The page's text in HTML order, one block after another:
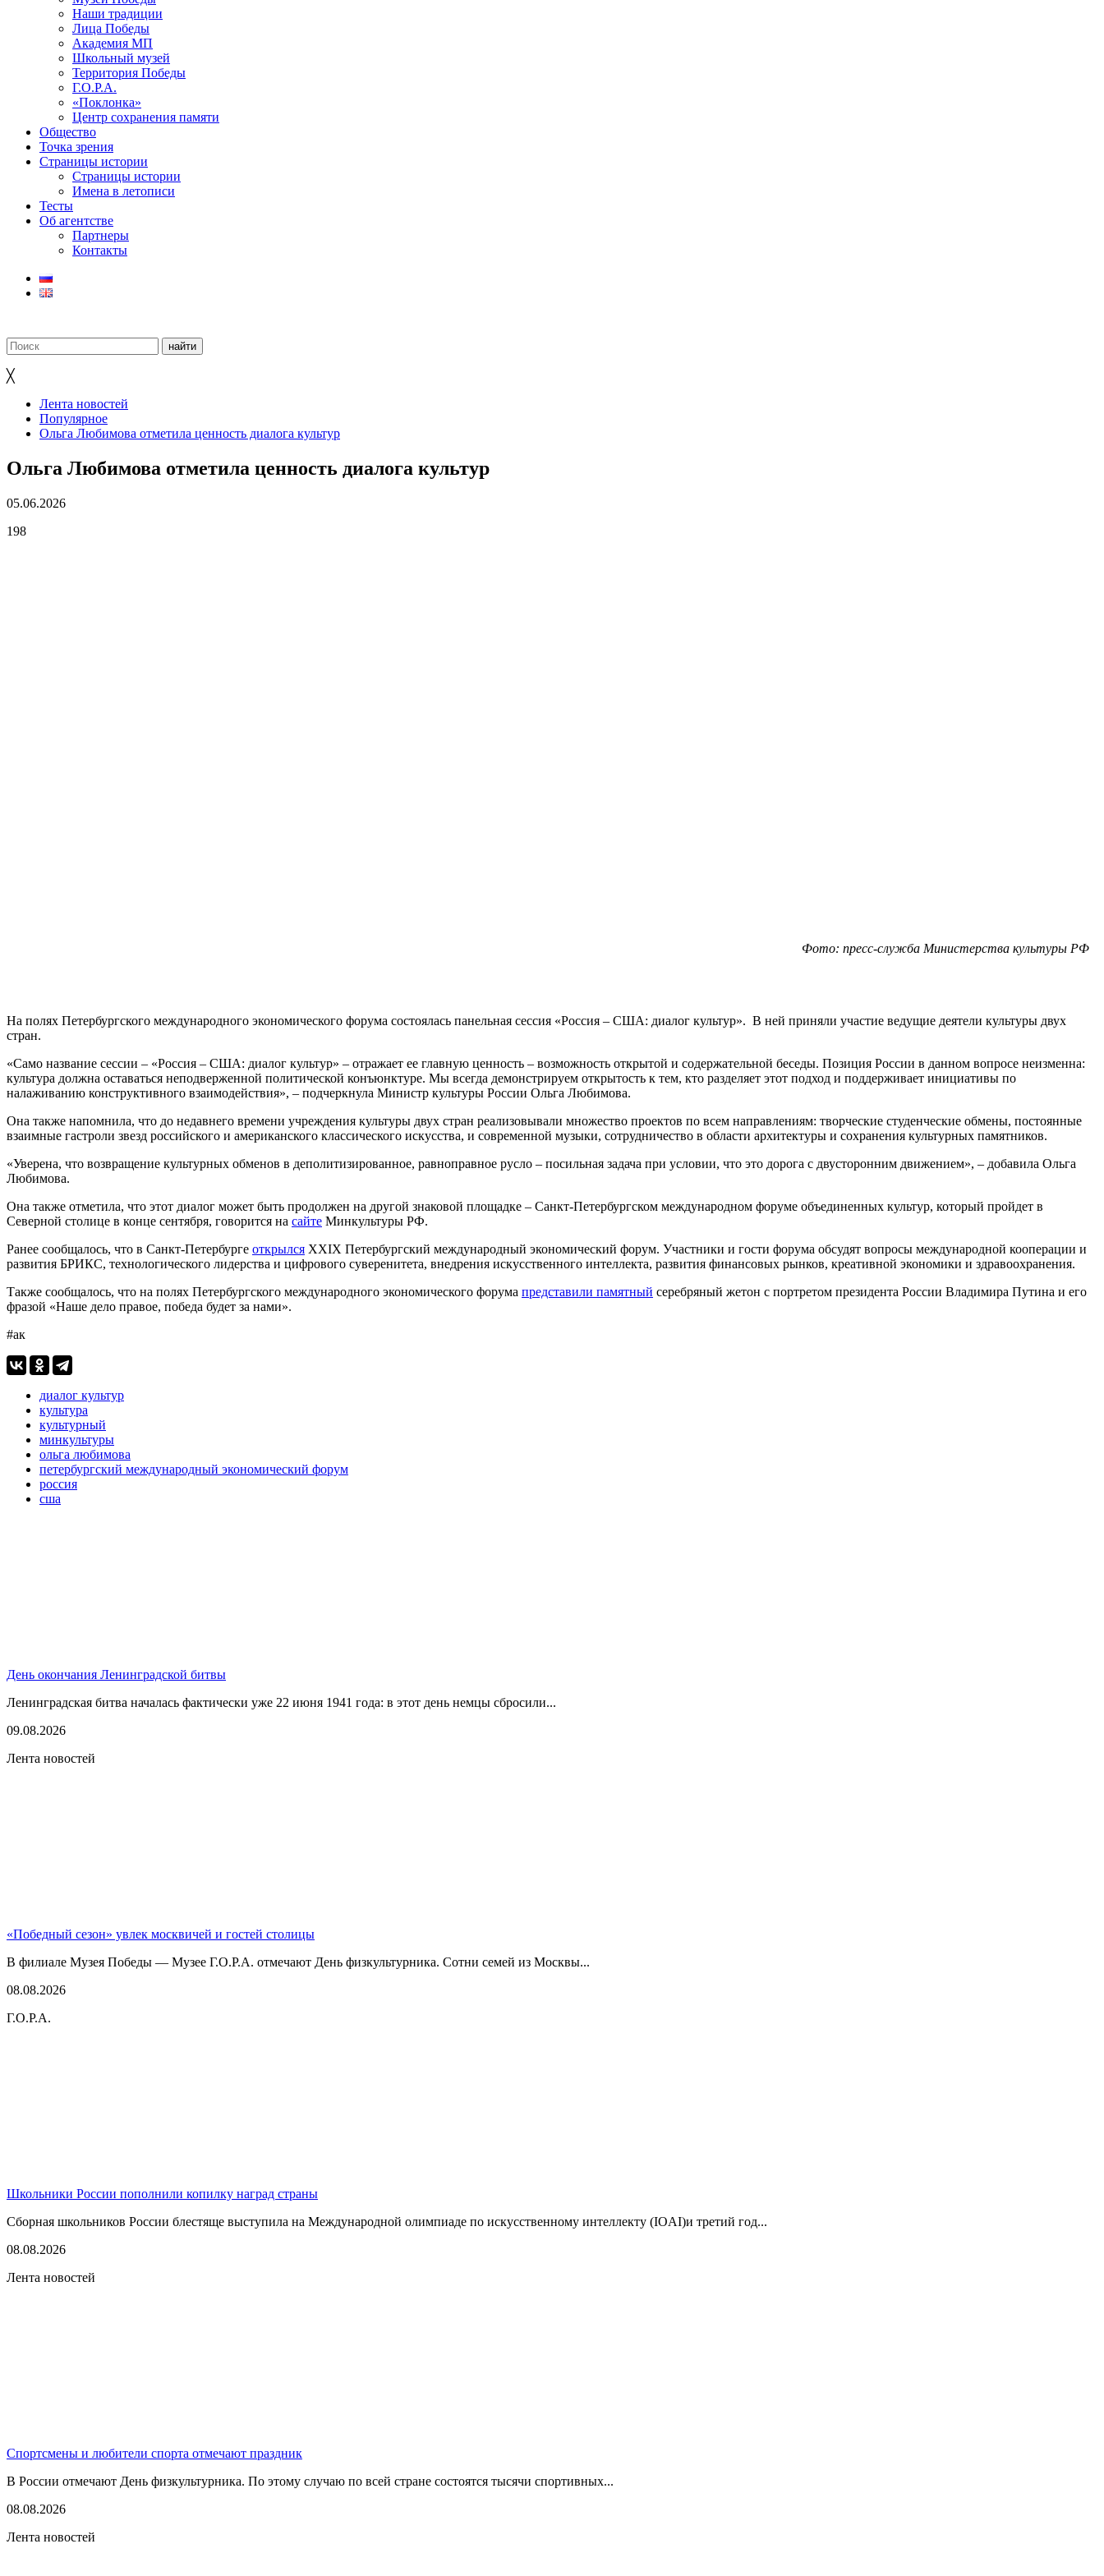
Наши традиции
Лица Победы
Академия МП
Школьный музей
Территория Победы
Г.О.Р.А.
«Поклонка»
Центр сохранения памяти
Общество
Точка зрения
Страницы истории
Страницы истории
Имена в летописи
Тесты
Об агентстве
Партнеры
Контакты
╳
Лента новостей
Популярное
Ольга Любимова отметила ценность диалога культур
Ольга Любимова отметила ценность диалога культур
05.06.2026
198
Фото: пресс-служба Министерства культуры РФ
На полях Петербургского международного экономического форума состоялась панельная сессия «Россия – США: диалог культур». В ней приняли участие ведущие деятели культуры двух
стран.
«Само название сессии – «Россия – США: диалог культур» – отражает ее главную ценность – возможность открытой и содержательной беседы. Позиция России в данном вопросе неизменна:
культура должна оставаться неподверженной политической конъюнктуре. Мы всегда демонстрируем открытость к тем, кто разделяет этот подход и поддерживает инициативы по
налаживанию конструктивного взаимодействия», – подчеркнула Министр культуры России Ольга Любимова.
Она также напомнила, что до недавнего времени учреждения культуры двух стран реализовывали множество проектов по всем направлениям: творческие студенческие обмены, постоянные
взаимные гастроли звезд российского и американского классического искусства, и современной музыки, сотрудничество в области архитектуры и сохранения культурных памятников.
«Уверена, что возвращение культурных обменов в деполитизированное, равноправное русло – посильная задача при условии, что это дорога с двусторонним движением», – добавила Ольга
Любимова.
Она также отметила, что этот диалог может быть продолжен на другой знаковой площадке – Санкт-Петербургском международном форуме объединенных культур, который пройдет в
Северной столице в конце сентября, говорится на сайте Минкультуры РФ.
Ранее сообщалось, что в Санкт-Петербурге открылся XXIX Петербургский международный экономический форум. Участники и гости форума обсудят вопросы международной кооперации и
развития БРИКС, технологического лидерства и цифрового суверенитета, внедрения искусственного интеллекта, развития финансовых рынков, креативной экономики и здравоохранения.
Также сообщалось, что на полях Петербургского международного экономического форума представили памятный серебряный жетон с портретом президента России Владимира Путина и его
фразой «Наше дело правое, победа будет за нами».
#ак
диалог культур
культура
культурный
минкультуры
ольга любимова
петербургский международный экономический форум
россия
сша
День окончания Ленинградской битвы
Ленинградская битва началась фактически уже 22 июня 1941 года: в этот день немцы сбросили...
09.08.2026
Лента новостей
«Победный сезон» увлек москвичей и гостей столицы
В филиале Музея Победы — Музее Г.О.Р.А. отмечают День физкультурника. Сотни семей из Москвы...
08.08.2026
Г.О.Р.А.
Школьники России пополнили копилку наград страны
Сборная школьников России блестяще выступила на Международной олимпиаде по искусственному интеллекту (IOAI)и третий год...
08.08.2026
Лента новостей
Спортсмены и любители спорта отмечают праздник
В России отмечают День физкультурника. По этому случаю по всей стране состоятся тысячи спортивных...
08.08.2026
Лента новостей